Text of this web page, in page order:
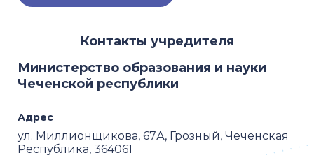
Контакты учредителя
Министерство образования и науки
Чеченской республики
Адрес
ул. Миллионщикова, 67А, Грозный, Чеченская
Республика, 364061